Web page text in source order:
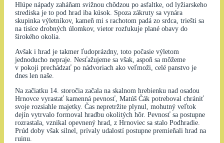
Hlúpe nápady zaháňam svižnou chôdzou po asfaltke, od lyžiarskeho
strediska je to pod hrad iba kúsok. Spoza zákruty sa vynára
skupinka výletníkov, kameň mi s rachotom padá zo srdca, triešti sa
na tisíce drobných úlomkov, vietor rozfukuje plané obavy do
širokého okolia.
Avšak i hrad je takmer ľudoprázdny, toto počasie výletom
jednoducho nepraje. Nesťažujeme sa však, aspoň sa môžeme
v pokoji prechádzať po nádvoriach ako veľmoži, celé panstvo je
dnes len naše.
Na začiatku 14. storočia začala na skalnom hrebienku nad osadou
Hrnovce vyrastať kamenná pevnosť, Matúš Čák potreboval chrániť
svoje rozsiahle majetky. Čas nepretržite plynul, mohutný veľtok
dejín vytrvalo formoval hradbu okolitých hôr. Pevnosť sa postupne
rozrastala, vznikal opevnený hrad, z Hrnoviec sa stalo Podhradie.
Prúd doby však silnel, prívaly udalostí postupne premieňali hrad na
ruinu.